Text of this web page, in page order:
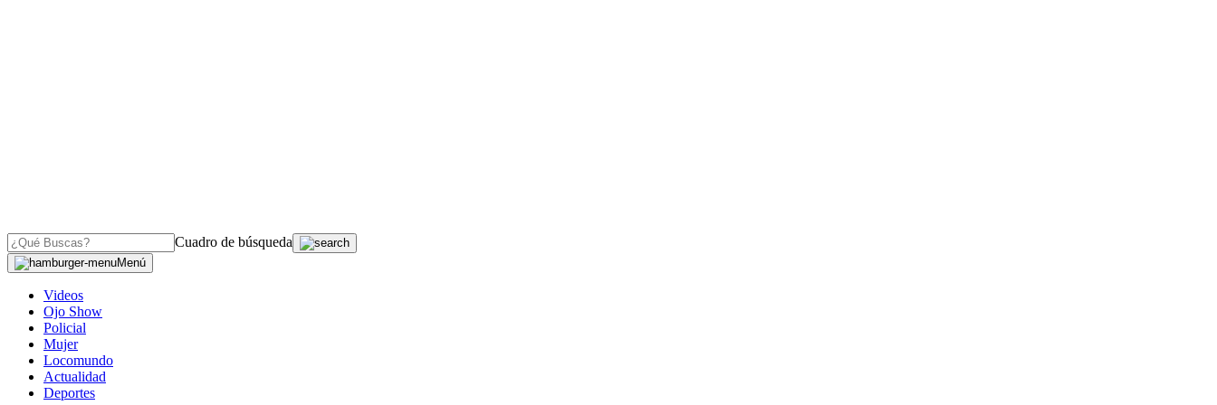
Cuadro de búsqueda
Menú
Videos
Ojo Show
Policial
Mujer
Locomundo
Actualidad
Deportes